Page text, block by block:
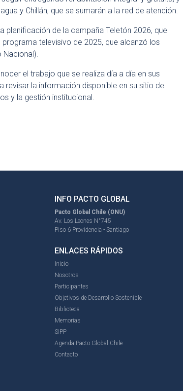
y Chillán, que se sumarán a la red de atención.
planificación de la campaña Teletón 2026, que
televisivo de 2025, que alcanzó los
el trabajo que se realiza día a día en sus
la información disponible en su sitio de
y la gestión institucional.
INFO PACTO GLOBAL
Pacto Global Chile (ONU)
Av. Los Leones N°745
Piso 6 Providencia - Santiago
ENLACES RÁPIDOS
Inicio
Nosotros
Participantes
Objetivos de Desarrollo Sostenible
Biblioteca
Memorias
SIPP
Agenda Pacto Global Chile
Contacto